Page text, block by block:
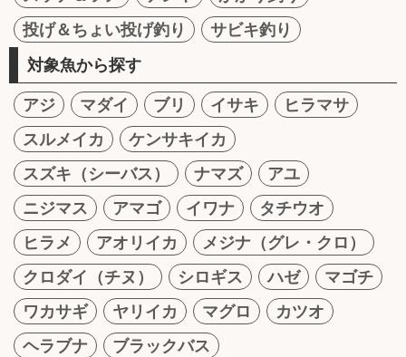
投げ＆ちょい投げ釣り
サビキ釣り
対象魚から探す
アジ マダイ ブリ イサキ
ヒラマサ
スルメイカ
ケンサキイカ
スズキ（シーバス）
ナマズ
アユ
ニジマス
アマゴ イワナ
タチウオ
ヒラメ
アオリイカ
メジナ（グレ・クロ）
クロダイ（チヌ）
シロギス ハゼ
マゴチ
ワカサギ
ヤリイカ マグロ
カツオ
ヘラブナ
ブラックバス